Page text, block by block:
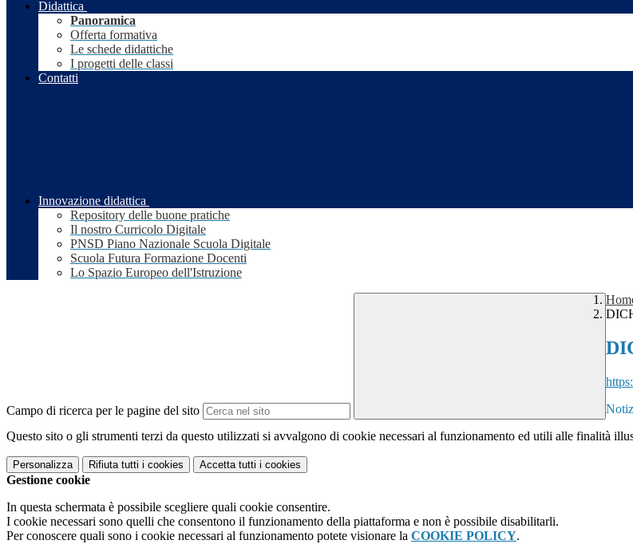
Didattica
Panoramica
Offerta formativa
Le schede didattiche
I progetti delle classi
Contatti
Innovazione didattica
Repository delle buone pratiche
Il nostro Curricolo Digitale
PNSD Piano Nazionale Scuola Digitale
Scuola Futura Formazione Docenti
Lo Spazio Europeo dell'Istruzione
Campo di ricerca per le pagine del sito
Questo sito o gli strumenti terzi da questo utilizzati si avvalgono di cookie necessari al funzionamento ed utili alle finalità
Personalizza Rifiuta tutti i cookies Accetta tutti i cookies
Gestione cookie
In questa schermata è possibile scegliere quali cookie consentire.
I cookie necessari sono quelli che consentono il funzionamento della piattaforma e non è possibile disabilitarli.
Per conoscere quali sono i cookie necessari al funzionamento potete visionare la COOKIE POLICY.